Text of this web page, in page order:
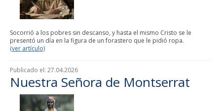
Socorrió a los pobres sin descanso, y hasta el mismo Cristo se le
presentó un día en la figura de un forastero que le pidió ropa.
(ver artículo)
Publicado el: 27.04.2026
Nuestra Señora de Montserrat